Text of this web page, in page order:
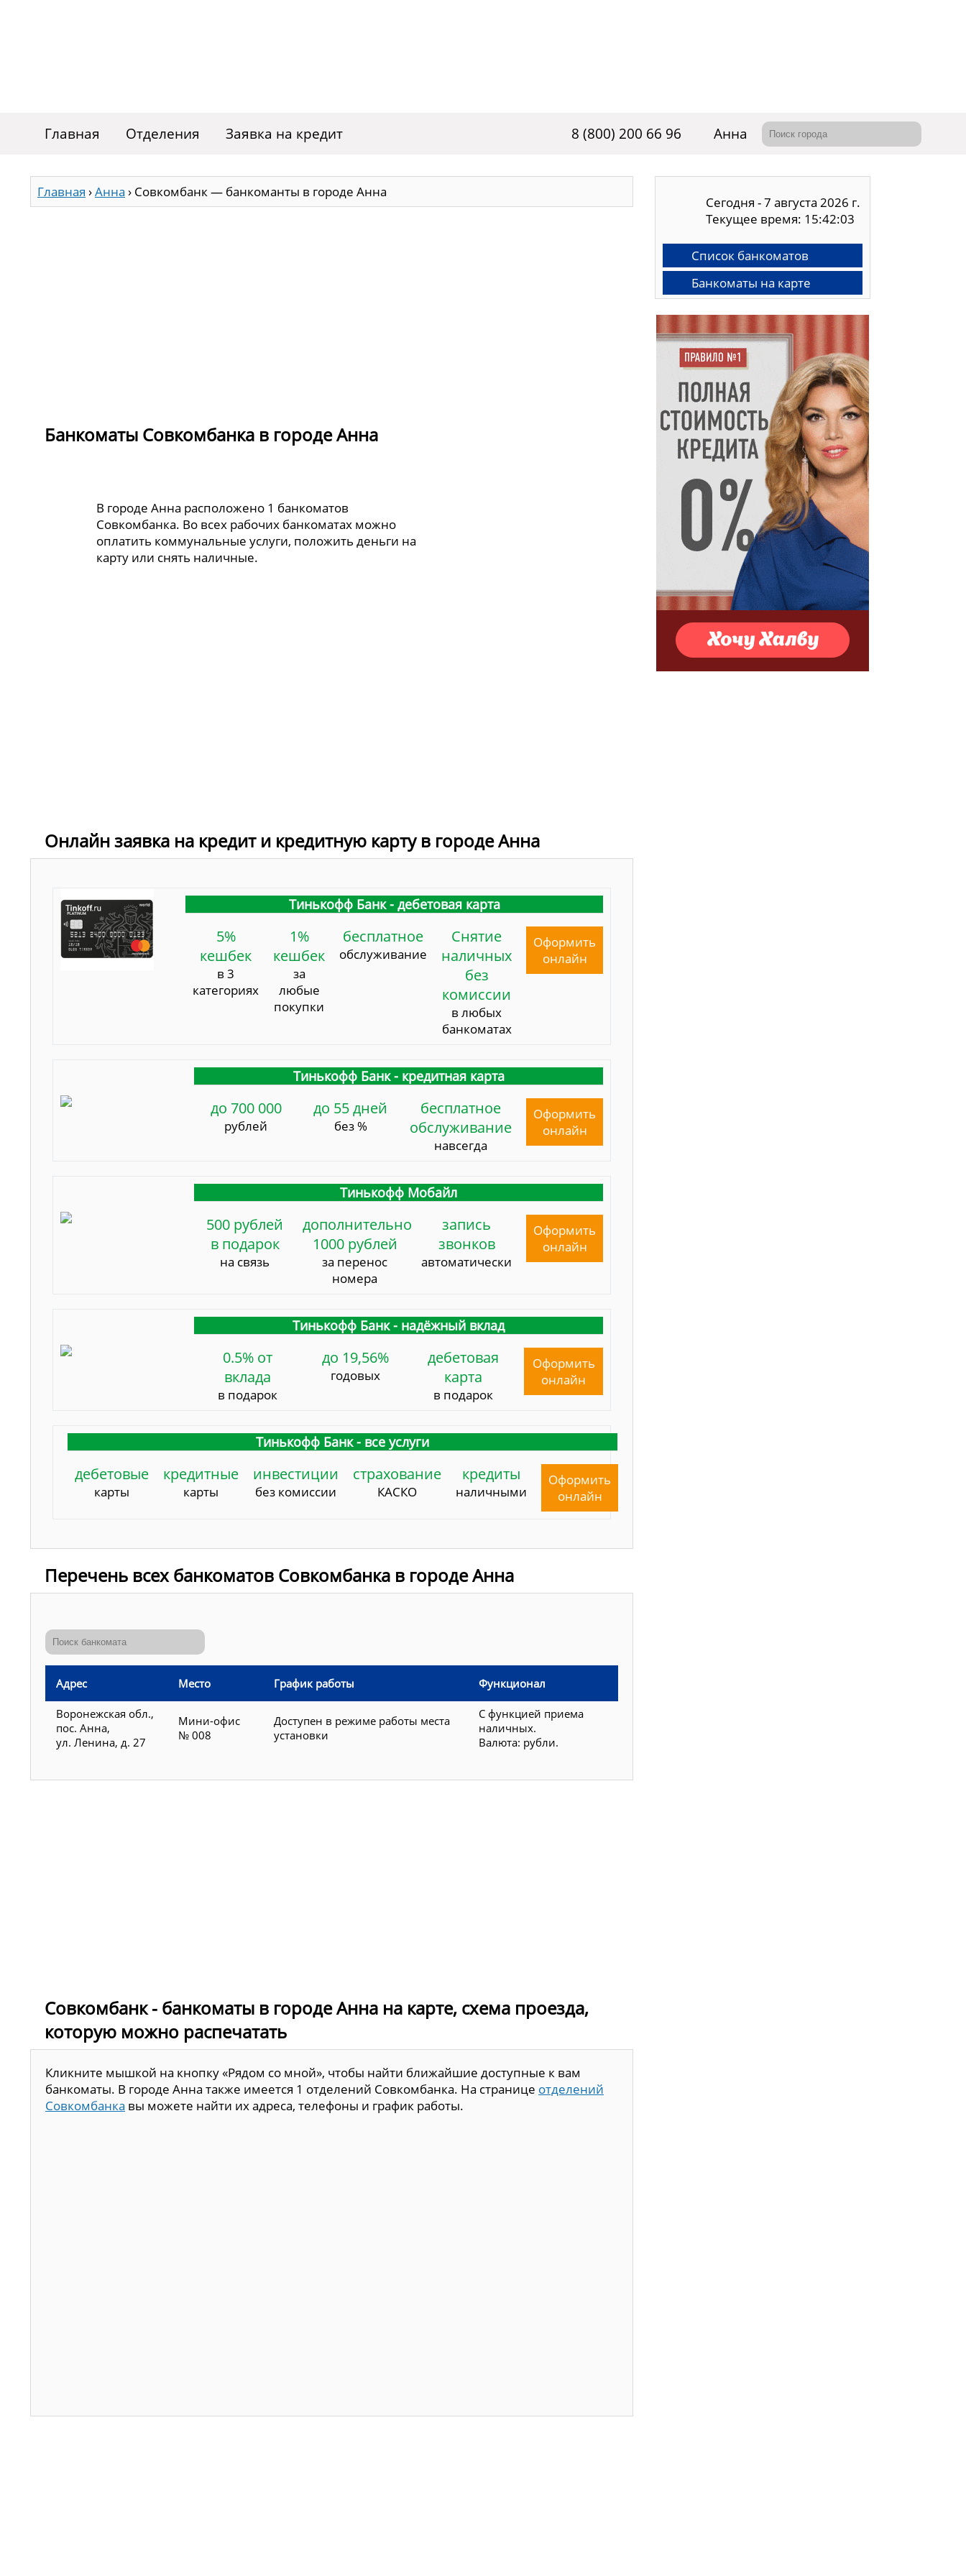
Главная Отделения Заявка на кредит 8 (800) 200 66 96 Анна
Главная ›Анна › Совкомбанк — банкоманты в городе Анна
Банкоматы Совкомбанка в городе Анна
В городе Анна расположено 1 банкоматов
Совкомбанка. Во всех рабочих банкоматах можно
оплатить коммунальные услуги, положить деньги на
карту или снять наличные.
Онлайн заявка на кредит и кредитную карту в городе Анна
Тинькофф Банк - дебетовая карта
5%
кешбек
в 3
категориях
1%
кешбек
за
любые
покупки
бесплатное
обслуживание
Снятие
наличных
без
комиссии
в любых
банкоматах
Оформить
онлайн
Тинькофф Банк - кредитная карта
до 700 000
рублей
до 55 дней
без %
бесплатное
обслуживание
навсегда
Оформить
онлайн
Тинькофф Мобайл
500 рублей
в подарок
на связь
дополнительно
1000 рублей
за перенос
номера
запись
звонков
автоматически
Оформить
онлайн
Тинькофф Банк - надёжный вклад
0.5% от
вклада
в подарок
до 19,56%
годовых
дебетовая
карта
в подарок
Оформить
онлайн
Тинькофф Банк - все услуги
дебетовые
карты
кредитные
карты
инвестиции
без комиссии
страхование
КАСКО
кредиты
наличными
Оформить
онлайн
Перечень всех банкоматов Совкомбанка в городе Анна
Адрес Место График работы Функционал
Воронежская обл.,
пос. Анна,
ул. Ленина, д. 27
Мини-офис
№ 008
Доступен в режиме работы места
установки
С функцией приема
наличных.
Валюта: рубли.
Совкомбанк - банкоматы в городе Анна на карте, схема проезда,
которую можно распечатать
Кликните мышкой на кнопку «Рядом со мной», чтобы найти ближайшие доступные к вам
банкоматы. В городе Анна также имеется 1 отделений Совкомбанка. На странице отделений
Совкомбанка вы можете найти их адреса, телефоны и график работы.
Сегодня - 7 августа 2026 г.
Текущее время: 15:42:03
Список банкоматов
Банкоматы на карте